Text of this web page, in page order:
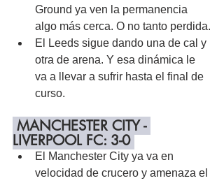
Ground ya ven la permanencia
algo más cerca. O no tanto perdida.
El Leeds sigue dando una de cal y
otra de arena. Y esa dinámica le
va a llevar a sufrir hasta el final de
curso.
MANCHESTER CITY -
LIVERPOOL FC: 3-0
El Manchester City ya va en
velocidad de crucero y amenaza el